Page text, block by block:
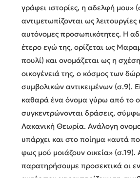
γράφει ιστορίες, η αδελφή μου»
αντιμετωπίζονται ως λειτουργίες
αυτόνομες προσωπικότητες. Η
έτερο εγώ της, ορίζεται ως
πουλί) και ονομάζεται ως η
οικογένειά της, ο κόσμος των
συμβολικών αντικειμένων (σ.9).
καθαρά ένα όνομα γύρω από το
συγκεντρώνονται δράσεις,
Λακανική Θεωρία. Ανάλογη
υπάρχει και στο ποίημα «αυτά
φως μού μοιάζουν οικεία» (σ.19).
παρατηρήσουμε προσεκτικά οι